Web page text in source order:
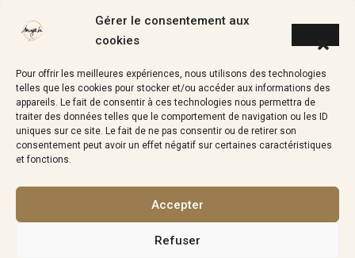
Gérer le consentement aux
cookies
Pour offrir les meilleures expériences, nous utilisons des technologies
telles que les cookies pour stocker et/ou accéder aux informations des
appareils. Le fait de consentir à ces technologies nous permettra de
traiter des données telles que le comportement de navigation ou les ID
uniques sur ce site. Le fait de ne pas consentir ou de retirer son
consentement peut avoir un effet négatif sur certaines caractéristiques
et fonctions.
Accepter
Refuser
« Si une pierre vous attire, c’est
apporter »
image.in.coaching@gmail.com
Cookies